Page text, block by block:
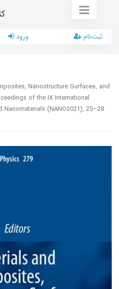
ورود ثبت‌نام
Nanostructure Surfaces, and
of the IX International
(NANO2021), 25–28